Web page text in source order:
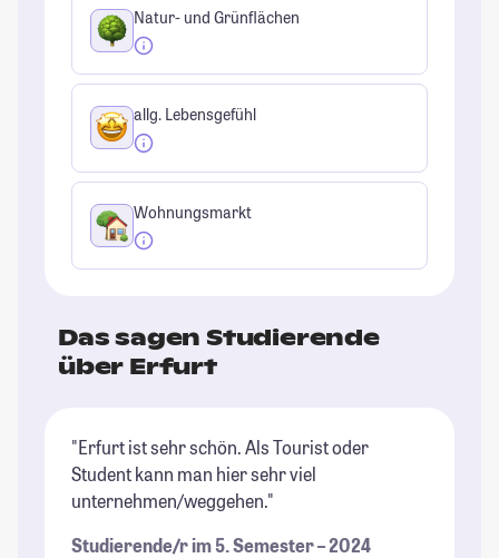
Natur- und Grünflächen
allg. Lebensgefühl
Wohnungsmarkt
Das sagen Studierende
über Erfurt
"Erfurt ist sehr schön. Als Tourist oder
Student kann man hier sehr viel
unternehmen/weggehen."
Studierende/r im 5. Semester – 2024